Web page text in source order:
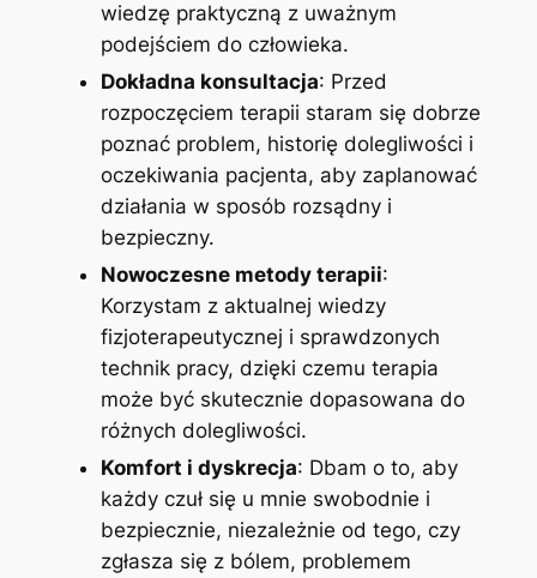
wiedzę praktyczną z uważnym
podejściem do człowieka.
Dokładna konsultacja: Przed
rozpoczęciem terapii staram się dobrze
poznać problem, historię dolegliwości i
oczekiwania pacjenta, aby zaplanować
działania w sposób rozsądny i
bezpieczny.
Nowoczesne metody terapii:
Korzystam z aktualnej wiedzy
fizjoterapeutycznej i sprawdzonych
technik pracy, dzięki czemu terapia
może być skutecznie dopasowana do
różnych dolegliwości.
Komfort i dyskrecja: Dbam o to, aby
każdy czuł się u mnie swobodnie i
bezpiecznie, niezależnie od tego, czy
zgłasza się z bólem, problemem